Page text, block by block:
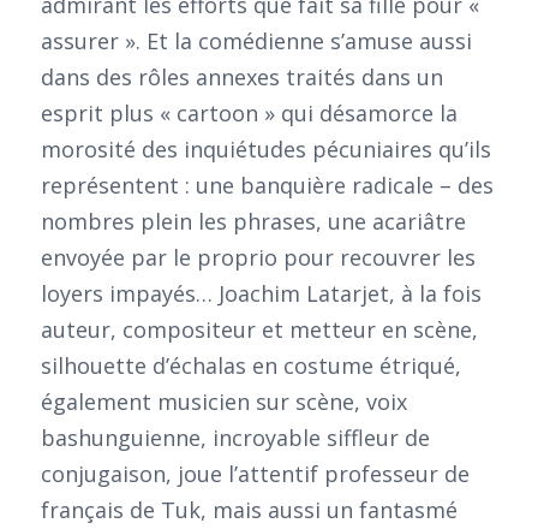
assurer ». Et la comédienne s’amuse aussi
dans des rôles annexes traités dans un
esprit plus « cartoon » qui désamorce la
morosité des inquiétudes pécuniaires qu’ils
représentent : une banquière radicale – des
nombres plein les phrases, une acariâtre
envoyée par le proprio pour recouvrer les
loyers impayés… Joachim Latarjet, à la fois
auteur, compositeur et metteur en scène,
silhouette d’échalas en costume étriqué,
également musicien sur scène, voix
bashunguienne, incroyable siffleur de
conjugaison, joue l’attentif professeur de
français de Tuk, mais aussi un fantasmé